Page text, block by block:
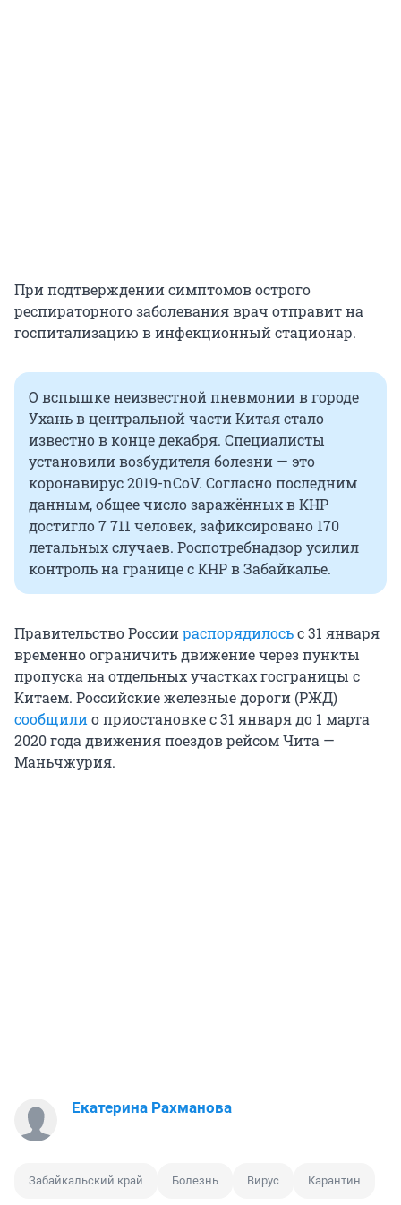
При подтверждении симптомов острого
респираторного заболевания врач отправит на
госпитализацию в инфекционный стационар.
О вспышке неизвестной пневмонии в городе
Ухань в центральной части Китая стало
известно в конце декабря. Специалисты
установили возбудителя болезни — это
коронавирус 2019-nCoV. Согласно последним
данным, общее число заражённых в КНР
достигло 7 711 человек, зафиксировано 170
летальных случаев. Роспотребнадзор усилил
контроль на границе с КНР в Забайкалье.
Правительство Россиираспорядилосьс 31 января
временно ограничить движение через пункты
пропуска на отдельных участках госграницы с
Китаем. Российские железные дороги (РЖД)
сообщилио приостановке с 31 января до 1 марта
2020 года движения поездов рейсом Чита —
Маньчжурия.
Екатерина Рахманова
Забайкальский край Болезнь Вирус Карантин